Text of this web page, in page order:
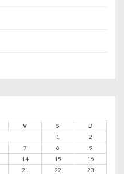
V S
D
1
2
7 8
9
14 15
16
21 22 23